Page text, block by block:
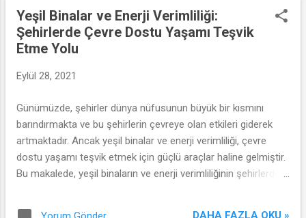
Yeşil Binalar ve Enerji Verimliliği:
Şehirlerde Çevre Dostu Yaşamı Teşvik
Etme Yolu
Eylül 28, 2021
Günümüzde, şehirler dünya nüfusunun büyük bir kısmını
barındırmakta ve bu şehirlerin çevreye olan etkileri giderek
artmaktadır. Ancak yeşil binalar ve enerji verimliliği, çevre
dostu yaşamı teşvik etmek için güçlü araçlar haline gelmiştir.
Bu makalede, yeşil binaların ve enerji verimliliğinin şehirlerde
DAHA FAZLA OKU »